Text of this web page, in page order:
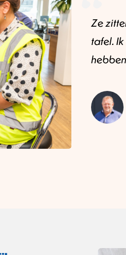
Ze
tafel.